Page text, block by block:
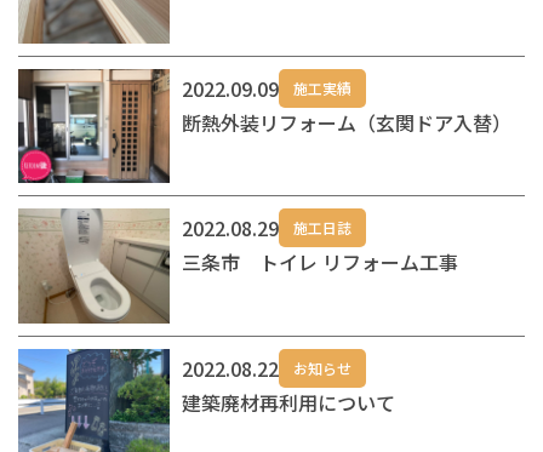
2022.09.09 施工実績
断熱外装リフォーム（玄関ドア入替）
2022.08.29 施工日誌
三条市 トイレ リフォーム工事
2022.08.22 お知らせ
建築廃材再利用について